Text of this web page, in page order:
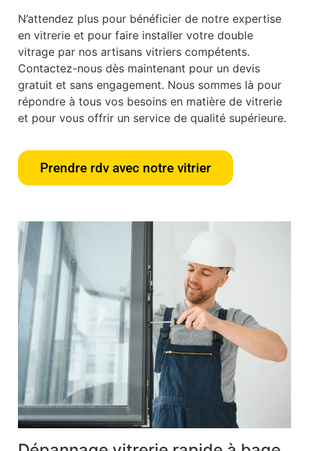
N’attendez plus pour bénéficier de notre expertise
en vitrerie et pour faire installer votre double
vitrage par nos artisans vitriers compétents.
Contactez-nous dès maintenant pour un devis
gratuit et sans engagement. Nous sommes là pour
répondre à tous vos besoins en matière de vitrerie
et pour vous offrir un service de qualité supérieure.
Prendre rdv avec notre vitrier